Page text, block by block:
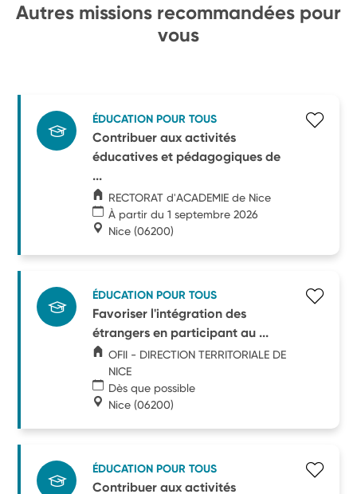
Autres missions recommandées pour
vous
ÉDUCATION POUR TOUS
Contribuer aux activités
éducatives et pédagogiques de
...
RECTORAT d'ACADEMIE de Nice
À partir du 1 septembre 2026
Nice (06200)
ÉDUCATION POUR TOUS
Favoriser l'intégration des
étrangers en participant au ...
OFII - DIRECTION TERRITORIALE DE
NICE
Dès que possible
Nice (06200)
ÉDUCATION POUR TOUS
Contribuer aux activités